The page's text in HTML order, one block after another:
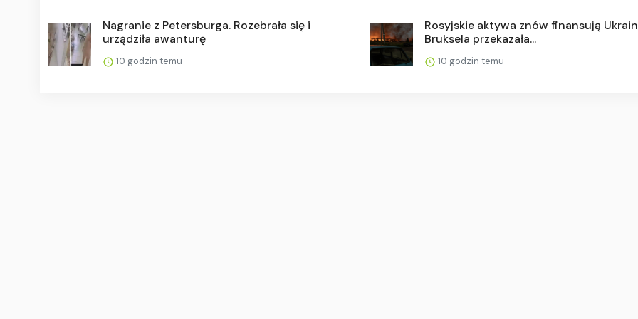
Nagranie z Petersburga. Rozebrała się i
urządziła awanturę
10 godzin temu
Rosyjskie aktywa znów finansują
Bruksela przekazała...
10 godzin temu